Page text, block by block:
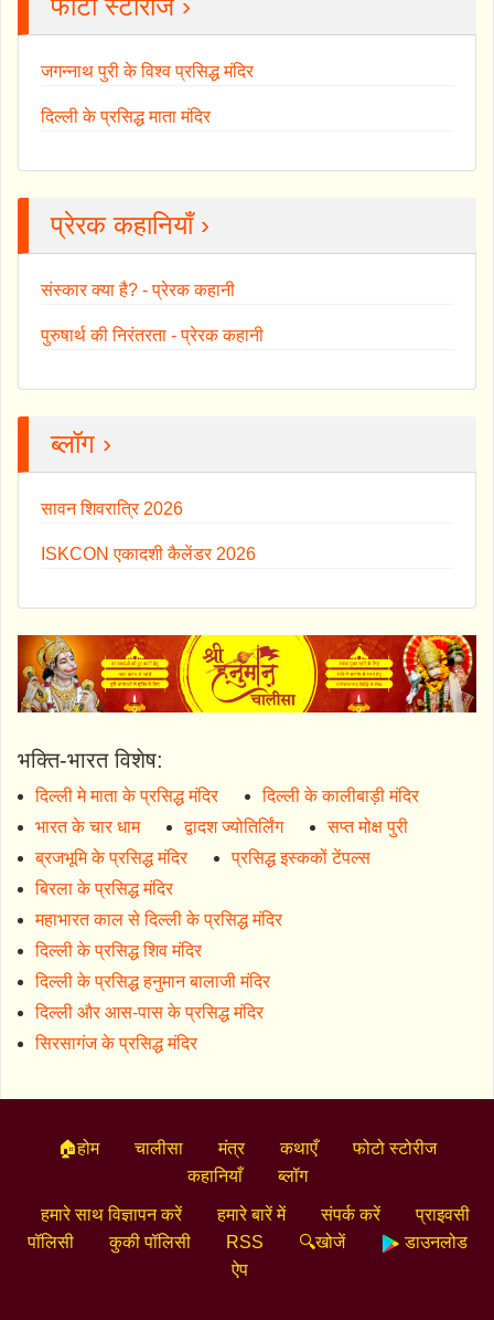
फोटो स्टोरीज ›
जगन्नाथ पुरी के विश्व प्रसिद्ध मंदिर
दिल्ली के प्रसिद्ध माता मंदिर
प्रेरक कहानियाँ ›
संस्कार क्या है? - प्रेरक कहानी
पुरुषार्थ की निरंतरता - प्रेरक कहानी
ब्लॉग ›
सावन शिवरात्रि 2026
ISKCON एकादशी कैलेंडर 2026
भक्ति-भारत विशेष:
दिल्ली मे माता के प्रसिद्ध मंदिर
दिल्ली के कालीबाड़ी मंदिर
भारत के चार धाम
द्वादश ज्योतिर्लिंग
सप्त मोक्ष पुरी
ब्रजभूमि के प्रसिद्ध मंदिर
प्रसिद्ध इस्ककों टेंपल्स
बिरला के प्रसिद्ध मंदिर
महाभारत काल से दिल्ली के प्रसिद्ध मंदिर
दिल्ली के प्रसिद्ध शिव मंदिर
दिल्ली के प्रसिद्ध हनुमान बालाजी मंदिर
दिल्ली और आस-पास के प्रसिद्ध मंदिर
सिरसागंज के प्रसिद्ध मंदिर
🏠होम चालीसा मंत्र कथाएँ
फोटो स्टोरीज
कहानियाँ
ब्लॉग
हमारे साथ विज्ञापन करें हमारे बारें में संपर्क करें
प्राइवसी
पॉलिसी
कुकी पॉलिसी RSS 🔍खोजें
डाउनलोड
ऐप